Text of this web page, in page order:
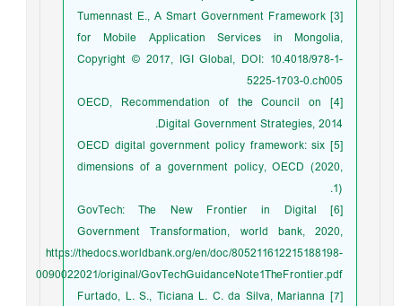
[3] Tumennast E., A Smart Government Framework
for Mobile Application Services in Mongolia,
Copyright © 2017, IGI Global, DOI: 10.4018/978-1-
5225-1703-0.ch005
[4] OECD, Recommendation of the Council on
Digital Government Strategies, 2014.
[5] OECD digital government policy framework: six
dimensions of a government policy, OECD (2020,
1).
[6] GovTech: The New Frontier in Digital
Government Transformation, world bank, 2020,
https://thedocs.worldbank.org/en/doc/805211612215188198-
0090022021/original/GovTechGuidanceNote1TheFrontier.pdf
[7] Furtado, L. S., Ticiana L. C. da Silva, Marianna